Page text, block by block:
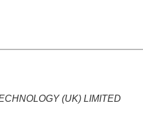
(UK) LIMITED